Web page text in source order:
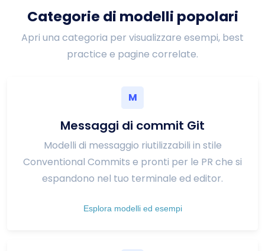
Categorie di modelli popolari
Apri una categoria per visualizzare esempi, best
practice e pagine correlate.
M
Messaggi di commit Git
Modelli di messaggio riutilizzabili in stile
Conventional Commits e pronti per le PR che si
espandono nel tuo terminale ed editor.
Esplora modelli ed esempi